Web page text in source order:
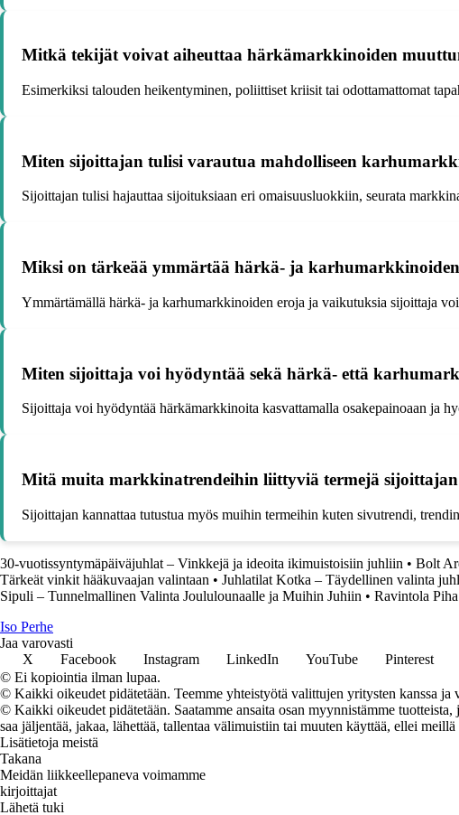
Mitkä tekijät voivat aiheuttaa härkämarkkinoiden
Esimerkiksi talouden heikentyminen, poliittiset kriisit tai odottamattomat
Miten sijoittajan tulisi varautua mahdolliseen
Sijoittajan tulisi hajauttaa sijoituksiaan eri omaisuusluokkiin, seurata
Miksi on tärkeää ymmärtää härkä- ja
Ymmärtämällä härkä- ja karhumarkkinoiden eroja ja vaikutuksia sijoittaja
Miten sijoittaja voi hyödyntää sekä härkä- että
Sijoittaja voi hyödyntää härkämarkkinoita kasvattamalla osakepainoaan ja
Mitä muita markkinatrendeihin liittyviä termejä
Sijoittajan kannattaa tutustua myös muihin termeihin kuten sivutrendi,
30-vuotissyntymäpäiväjuhlat – Vinkkejä ja ideoita ikimuistoisiin juhliin • Bolt
Tärkeät vinkit hääkuvaajan valintaan • Juhlatilat Kotka – Täydellinen valinta
Sipuli – Tunnelmallinen Valinta Joululounaalle ja Muihin Juhiin • Ravintola
Iso Perhe
Jaa varovasti
X
Facebook Instagram LinkedIn YouTube Pinterest
© Ei kopiointia ilman lupaa.
© Kaikki oikeudet pidätetään. Teemme yhteistyötä valittujen yritysten kanssa ja
© Kaikki oikeudet pidätetään. Saatamme ansaita osan myynnistämme
saa jäljentää, jakaa, lähettää, tallentaa välimuistiin tai muuten käyttää, ellei
Lisätietoja meistä
Takana
Meidän liikkeellepaneva voimamme
kirjoittajat
Lähetä tuki